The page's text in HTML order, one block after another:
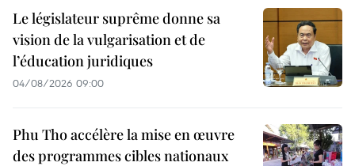
Le législateur suprême donne sa
vision de la vulgarisation et de
l’éducation juridiques
04/08/2026 09:00
Phu Tho accélère la mise en œuvre
des programmes cibles nationaux